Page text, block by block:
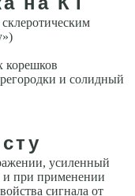
корешков
и солидный
усиленный
и при применении
сигнала от